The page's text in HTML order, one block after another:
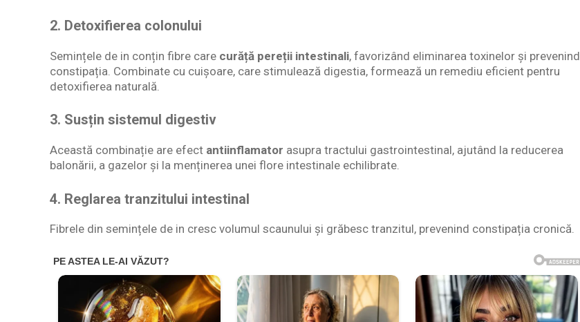
2. Detoxifierea colonului
Semințele de in conțin fibre care curăță pereții intestinali, favorizând eliminarea toxinelor și prevenind
constipația. Combinate cu cuișoare, care stimulează digestia, formează un remediu eficient pentru
detoxifierea naturală.
3. Susțin sistemul digestiv
Această combinație are efect antiinflamator asupra tractului gastrointestinal, ajutând la reducerea
balonării, a gazelor și la menținerea unei flore intestinale echilibrate.
4. Reglarea tranzitului intestinal
Fibrele din semințele de in cresc volumul scaunului și grăbesc tranzitul, prevenind constipația cronică.